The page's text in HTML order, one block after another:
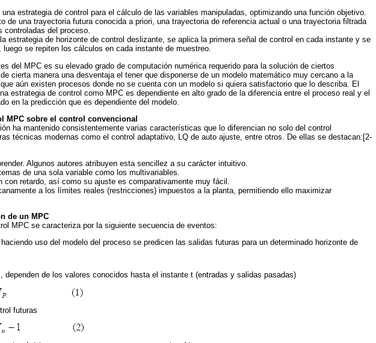
una estrategia de control para el cálculo de las variables manipuladas, optimizando una función objetivo.
de una trayectoria futura conocida a priori, una trayectoria de referencia actual o una trayectoria filtrada
controladas del proceso.
estrategia de horizonte de control deslizante, se aplica la primera señal de control en cada instante y se
luego se repiten los cálculos en cada instante de muestreo.
del MPC es su elevado grado de computación numérica requerido para la solución de ciertos
cierta manera una desventaja el tener que disponerse de un modelo matemático muy cercano a la
aún existen procesos donde no se cuenta con un modelo si quiera satisfactorio que lo describa. El
estrategia de control como MPC es dependiente en alto grado de la diferencia entre el proceso real y el
en la predicción que es dependiente del modelo.
MPC sobre el control convencional
ha mantenido consistentemente varias características que lo diferencian no solo del control
técnicas modernas como el control adaptativo, LQ de auto ajuste, entre otros. De ellas se destacan:[2-
Algunos autores atribuyen esta sencillez a su carácter intuitivo.
de una sola variable como los multivariables.
con retardo, así como su ajuste es comparativamente muy fácil.
a los límites reales (restricciones) impuestos a la planta, permitiendo ello maximizar
de un MPC
MPC se caracteriza por la siguiente secuencia de eventos:
uso del modelo del proceso se predicen las salidas futuras para un determinado horizonte de
dependen de los valores conocidos hasta el instante t (entradas y salidas pasadas)
futuras